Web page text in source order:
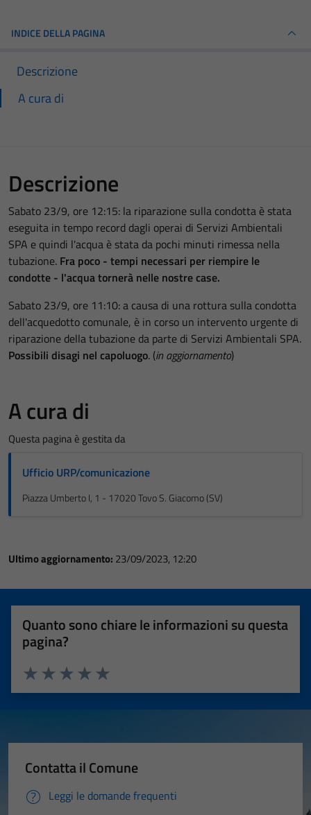
INDICE DELLA PAGINA
Descrizione
A cura di
Descrizione
Sabato 23/9, ore 12:15: la riparazione sulla condotta è stata
eseguita in tempo record dagli operai di Servizi Ambientali
SPA e quindi l'acqua è stata da pochi minuti rimessa nella
tubazione. Fra poco - tempi necessari per riempire le
condotte - l'acqua tornerà nelle nostre case.
Sabato 23/9, ore 11:10: a causa di una rottura sulla condotta
dell'acquedotto comunale, è in corso un intervento urgente di
riparazione della tubazione da parte di Servizi Ambientali SPA.
Possibili disagi nel capoluogo. (in aggiornamento)
A cura di
Questa pagina è gestita da
Ufficio URP/comunicazione
Piazza Umberto I, 1 - 17020 Tovo S. Giacomo (SV)
Ultimo aggiornamento: 23/09/2023, 12:20
Quanto sono chiare le informazioni su questa
pagina?
Valuta 5 stelle su 5
Valuta 4 stelle su 5
Valuta 3 stelle su 5
Valuta 2 stelle su 5
Valuta 1 stelle su 5
Contatta il Comune
Leggi le domande frequenti